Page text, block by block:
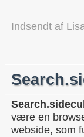
Indsendt af
være en
webside, som